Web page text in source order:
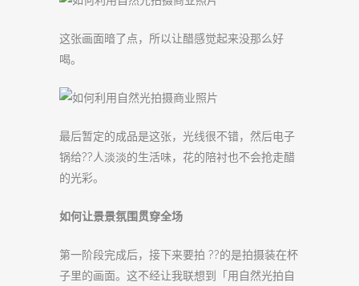
这张画面暗了点，所以让醋感觉起来没那么好
喝。
最后暂定的成品是这张，光线很不错，然后电子
锅给??人淡淡的生活味，花的陪衬也不会抢走醋
的光彩。
如何让景景氛围贯穿全场
第一阶段完成后，接下来要拍 ??的是拍摄装在杯
子里的画面。这不经让我联想到「用自然光拍自